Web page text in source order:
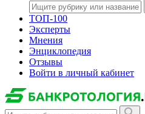
ТОП-100
Эксперты
Мнения
Энциклопедия
Отзывы
Войти в личный кабинет